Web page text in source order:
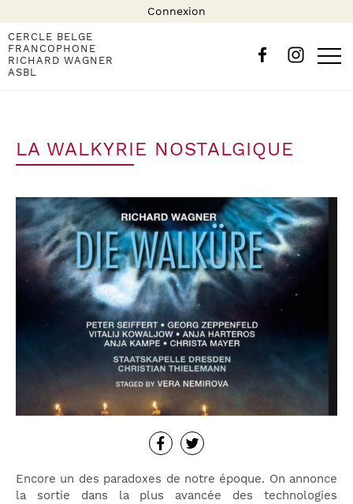
Connexion
CERCLE BELGE
FRANCOPHONE
RICHARD WAGNER
ASBL
LA WALKYRIE NOSTALGIQUE
Encore un des paradoxes de notre époque. On annonce
la sortie dans la plus avancée des technologies